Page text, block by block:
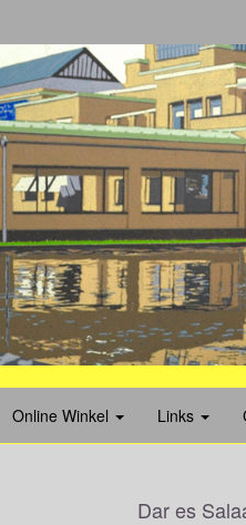
Online Winkel Links
Dar es